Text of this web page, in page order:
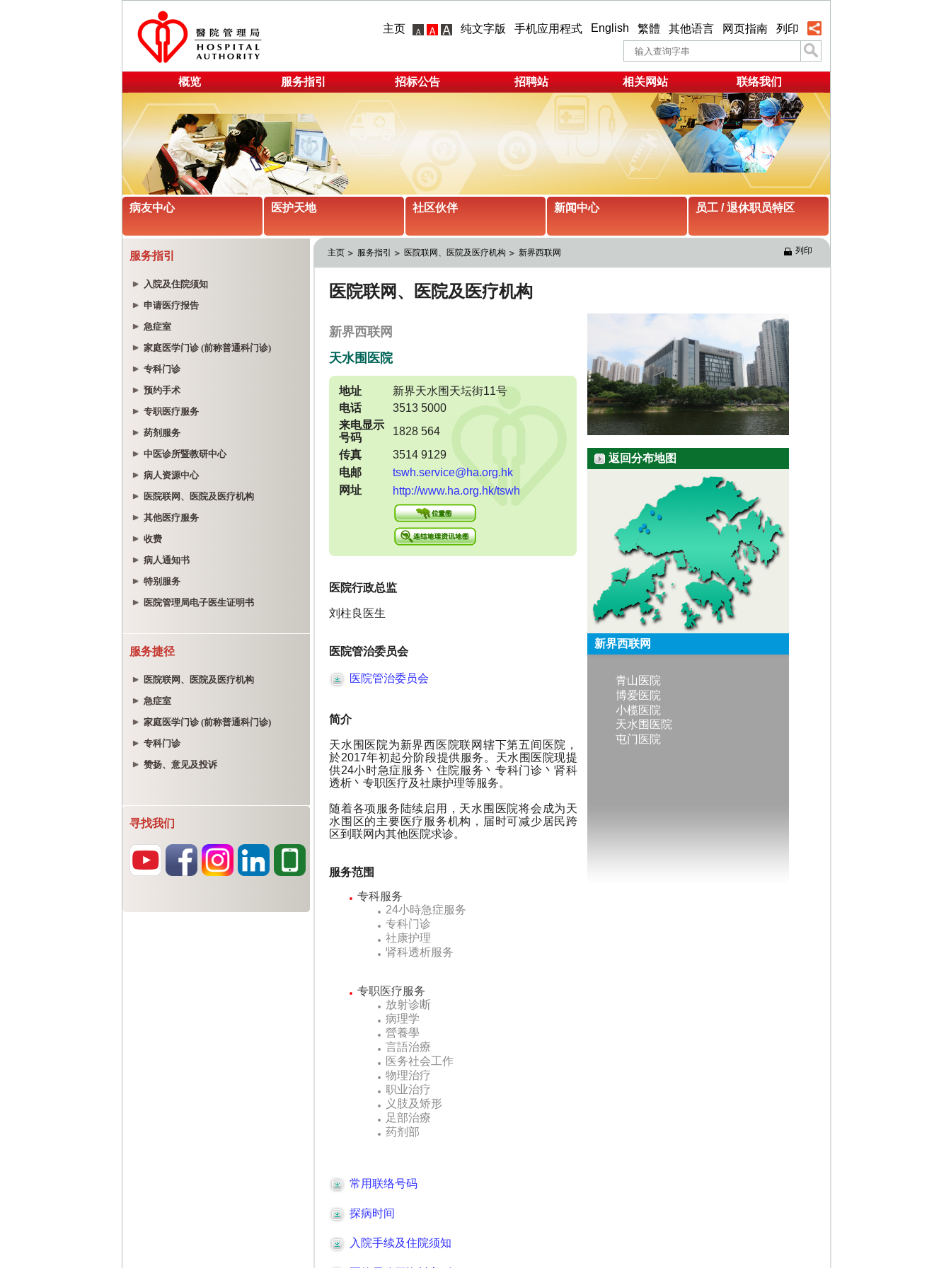
主页 纯文字版 手机应用程式 English 繁體 其他语言 网页指南 列印
概览 服务指引 招标公告 招聘站 相关网站 联络我们
病友中心 医护天地 社区伙伴 新闻中心 员工 / 退休职员特区
服务指引
入院及住院须知
申请医疗报告
急症室
家庭医学门诊 (前称普通科门诊)
专科门诊
预约手术
专职医疗服务
药剂服务
中医诊所暨教研中心
病人资源中心
医院联网、医院及医疗机构
其他医疗服务
收费
病人通知书
特别服务
医院管理局电子医生证明书
服务捷径
医院联网、医院及医疗机构
急症室
家庭医学门诊 (前称普通科门诊)
专科门诊
赞扬、意见及投诉
寻找我们
主页 服务指引 医院联网、医院及医疗机构 新界西联网 列印